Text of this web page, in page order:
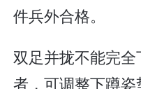
件兵外合格。
双足并拢不能完
者，可调整下蹲